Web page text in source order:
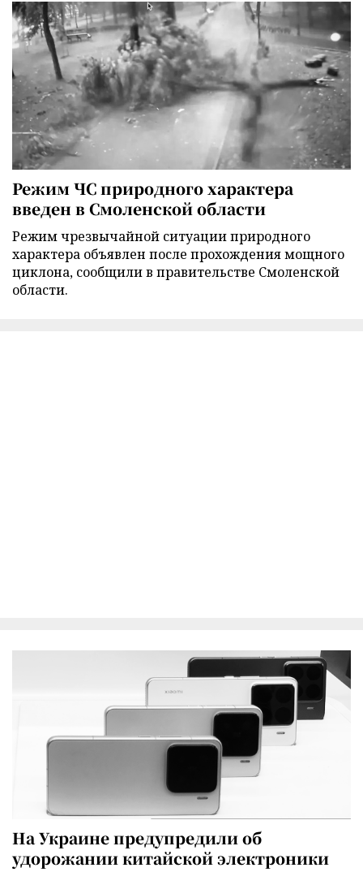
Режим ЧС природного характера
введен в Смоленской области
Режим чрезвычайной ситуации природного
характера объявлен после прохождения мощного
циклона, сообщили в правительстве Смоленской
области.
На Украине предупредили об
удорожании китайской электроники